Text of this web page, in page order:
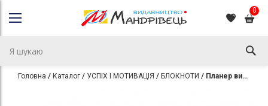
0
Головна Каталог УСПІХ І МОТИВАЦІЯ БЛОКНОТИ Планер виховательки (жовтий)